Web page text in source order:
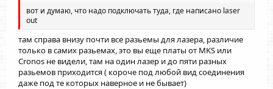
вот и думаю, что надо подключать туда, где написано laser
out
там справа внизу почти все разьемы для лазера, различие
только в самих разьемах, это вы еще платы от MKS или
Cronos не видели, там на один лазер и до пяти разных
разьемов приходится ( короче под любой вид соединения
даже под те которых наверное и не бывает)